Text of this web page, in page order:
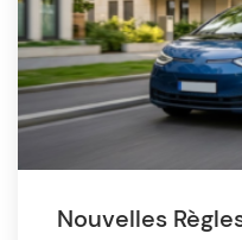
Nouvelles